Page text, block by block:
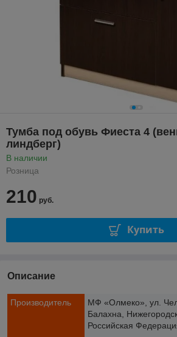
Тумба под обувь Фиеста 4
линдберг)
В наличии
Розница
210 руб.
Купить
Описание
Производитель
МФ «Олмеко», ул.
Балахна,
Российская